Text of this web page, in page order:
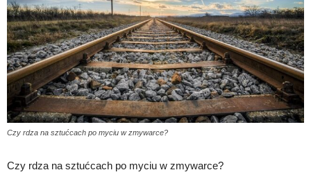
Czy rdza na sztućcach po myciu w zmywarce?
Czy rdza na sztućcach po myciu w zmywarce?